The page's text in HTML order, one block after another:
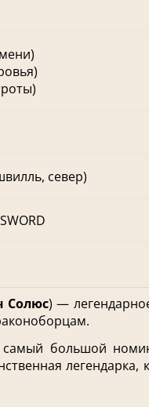
север)
Солюс) —
большой